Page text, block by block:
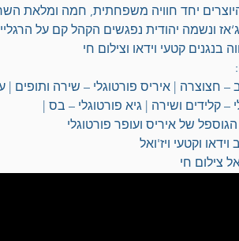
היוצרים יחד חוויה משפחתית, חמה ומלאת
ונשמה יהודית נפגשים הקהל קם על
בנגנים קטעי וידאו וצילום חי
– חצוצרה | איריס פורטוגלי – שירה ותופים |
– קלידים ושירה | גיא פורטוגלי – בס |
הגוספל של איריס ועופר פורטוגלי
וידאו וקטעי ויז'ואל
צילום חי